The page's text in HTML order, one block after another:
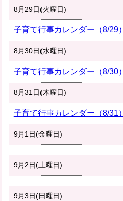
8月29日(火曜日)
子育て行事カレンダー（8/29）
8月30日(水曜日)
子育て行事カレンダー（8/30）
8月31日(木曜日)
子育て行事カレンダー（8/31）
9月1日(金曜日)
9月2日(土曜日)
9月3日(日曜日)